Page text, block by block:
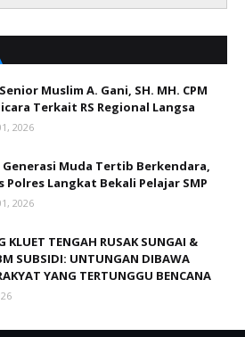
Muslim A. Gani, SH. MH. CPM
Terkait RS Regional Langsa
2026
Muda Tertib Berkendara,
Polres Langkat Bekali Pelajar SMP
2026
KLUET TENGAH RUSAK SUNGAI &
SUBSIDI: UNTUNGAN DIBAWA
YANG TERTUNGGU BENCANA